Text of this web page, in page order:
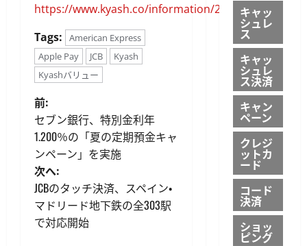
https://www.kyash.co/information/20260623
Tags:
American Express
Apple Pay
JCB
Kyash
Kyashバリュー
投
稿
ナ
ビ
ゲ
前:
セブン銀行、特別金利年
1.200％の「夏の定期預金キャ
ンペーン」を実施
次へ:
JCBのタッチ決済、スペイン・
マドリード地下鉄の全303駅
で対応開始
キャッ
シュレ
ス
キャッ
シュレ
ス決済
キャン
ペーン
クレジ
ットカ
ード
コード
決済
ショッ
ピング